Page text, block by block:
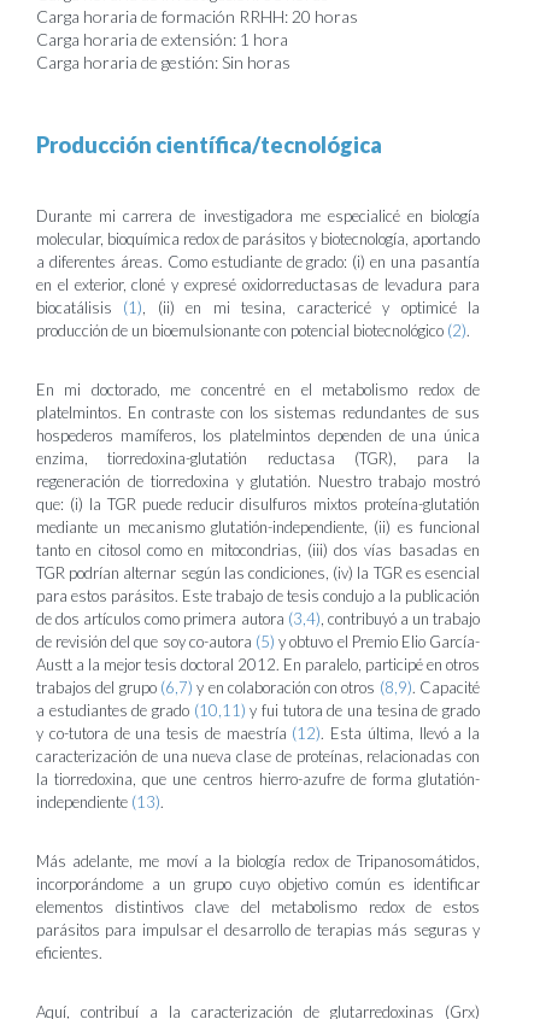
Carga horaria de formación RRHH: 20 horas
Carga horaria de extensión: 1 hora
Carga horaria de gestión: Sin horas
Producción científica/tecnológica
Durante mi carrera de investigadora me especialicé en biología
molecular, bioquímica redox de parásitos y biotecnología, aportando
a diferentes áreas. Como estudiante de grado: (i) en una pasantía
en el exterior, cloné y expresé oxidorreductasas de levadura para
biocatálisis (1) , (ii) en mi tesina, caractericé y optimicé la
producción de un bioemulsionante con potencial biotecnológico (2).
En mi doctorado, me concentré en el metabolismo redox de
platelmintos. En contraste con los sistemas redundantes de sus
hospederos mamíferos, los platelmintos dependen de una única
enzima, tiorredoxina-glutatión reductasa (TGR), para la
regeneración de tiorredoxina y glutatión. Nuestro trabajo mostró
que: (i) la TGR puede reducir disulfuros mixtos proteína-glutatión
mediante un mecanismo glutatión-independiente, (ii) es funcional
tanto en citosol como en mitocondrias, (iii) dos vías basadas en
TGR podrían alternar según las condiciones, (iv) la TGR es esencial
para estos parásitos. Este trabajo de tesis condujo a la publicación
de dos artículos como primera autora (3, 4) , contribuyó a un trabajo
de revisión del que soy co-autora (5) y obtuvo el Premio Elio García-
Austt a la mejor tesis doctoral 2012. En paralelo, participé en otros
trabajos del grupo (6, 7) y en colaboración con otros (8, 9). Capacité
a estudiantes de grado (10, 11) y fui tutora de una tesina de grado
y co-tutora de una tesis de maestría (12). Esta última, llevó a la
caracterización de una nueva clase de proteínas, relacionadas con
la tiorredoxina, que une centros hierro-azufre de forma glutatión-
independiente (13).
Más adelante, me moví a la biología redox de Tripanosomátidos,
incorporándome a un grupo cuyo objetivo común es identificar
elementos distintivos clave del metabolismo redox de estos
parásitos para impulsar el desarrollo de terapias más seguras y
eficientes.
Aquí, contribuí a la caracterización de glutarredoxinas (Grx)